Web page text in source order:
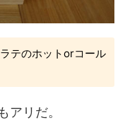
テのホットorコール
アリだ。